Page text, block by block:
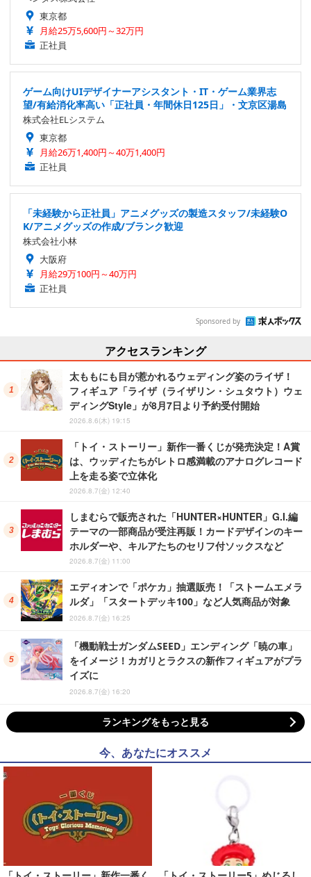
東京都
月給25万5,600円～32万円
正社員
ゲーム向けUIデザイナーアシスタント・IT・ゲーム業界志
望/有給消化率高い「正社員・年間休日125日」・文京区湯島
株式会社ELシステム
東京都
月給26万1,400円～40万1,400円
正社員
「未経験から正社員」アニメグッズの製造スタッフ/未経験O
K/アニメグッズの作成/ブランク歓迎
株式会社小林
大阪府
月給29万100円～40万円
正社員
Sponsored by
アクセスランキング
太ももにも目が惹かれるウェディング姿のライザ！
フィギュア「ライザ（ライザリン・シュタウト）ウェ
ディングStyle」が8月7日より予約受付開始
2026.8.6(木) 19:15
「トイ・ストーリー」新作一番くじが発売決定！A賞
は、ウッディたちがレトロ感満載のアナログレコード
上を走る姿で立体化
2026.8.7(金) 12:40
しまむらで販売された「HUNTER×HUNTER」G.I.編
テーマの一部商品が受注再販！カードデザインのキー
ホルダーや、キルアたちのセリフ付ソックスなど
2026.8.7(金) 11:00
エディオンで「ポケカ」抽選販売！「ストームエメラ
ルダ」「スタートデッキ100」など人気商品が対象
2026.8.7(金) 16:25
「機動戦士ガンダムSEED」エンディング「暁の車」
をイメージ！カガリとラクスの新作フィギュアがプラ
イズに
2026.8.7(金) 16:20
ランキングをもっと見る
今、あなたにオススメ